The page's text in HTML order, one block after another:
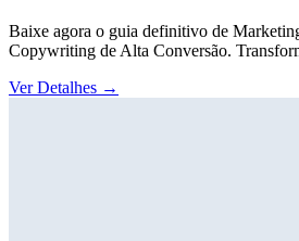
Baixe agora o guia definitivo de
Copywriting de Alta Conversão.
Ver Detalhes →